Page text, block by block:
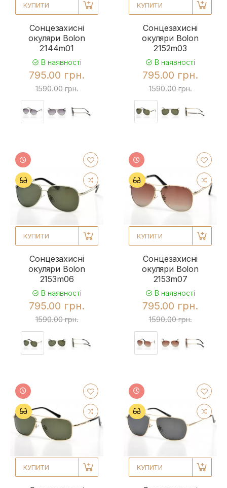
КУПИТИ
Сонцезахисні
окуляри Bolon
2144m01
В наявності
795.00 грн.
1590.00 грн.
КУПИТИ
Сонцезахисні
окуляри Bolon
2152m03
В наявності
795.00 грн.
1590.00 грн.
КУПИТИ
Сонцезахисні
окуляри Bolon
2153m06
В наявності
795.00 грн.
1590.00 грн.
КУПИТИ
Сонцезахисні
окуляри Bolon
2153m07
В наявності
795.00 грн.
1590.00 грн.
КУПИТИ КУПИТИ